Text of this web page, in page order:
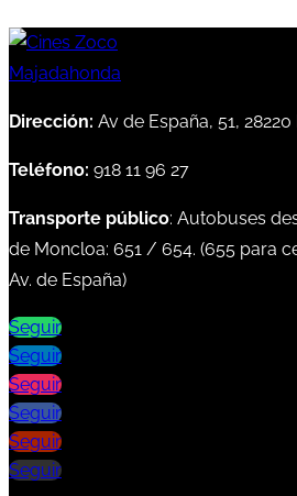
Dirección: Av de España, 51,
Teléfono: 918 11 96 27
Transporte público: Autobuses
de Moncloa: 651 / 654. (655 para
Av. de España)
Seguir
Seguir
Seguir
Seguir
Seguir
Seguir